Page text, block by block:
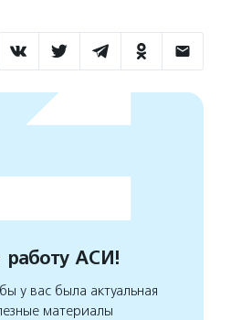
АСИ!
у вас была актуальная
материалы